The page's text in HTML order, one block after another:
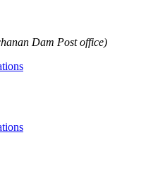
Dam Post office)